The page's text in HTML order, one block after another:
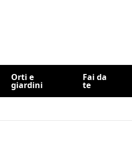
Orti e
giardini
Fai da
te